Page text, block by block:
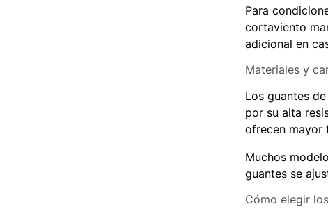
Para
cortaviento
adicional en
Materiales y
Los guantes
por su alta
ofrecen mayor
Muchos
guantes se
Cómo elegir